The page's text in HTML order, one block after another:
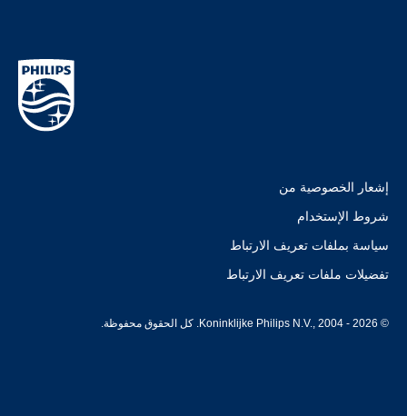
إشعار الخصوصية من
شروط الإستخدام
سياسة بملفات تعريف الارتباط
تفضيلات ملفات تعريف الارتباط
© Koninklijke Philips N.V., 2004 - 2026. كل الحقوق محفوظة.